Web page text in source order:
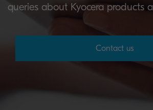
queries about Kyocera products
Contact us